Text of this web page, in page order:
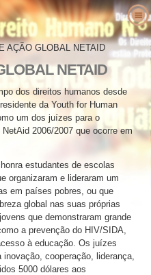
Rights?
Rights
Humanos
Direitos do
Humanos
AÇÃO GLOBAL NETAID
NETAID
dos direitos humanos desde
da Youth for Human
um dos juízes para o
2006/2007 que ocorre em
estudantes de escolas
organizaram e lideraram um
em países pobres, ou que
global nas suas próprias
que demonstraram grande
a prevenção do HIV/SIDA,
à educação. Os juízes
cooperação, liderança,
5000 dólares aos